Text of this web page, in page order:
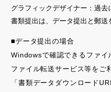
グラフィックデザイナー：過
書類提出は、データ提出と郵送
■データ提出の場合
Windowsで確認できるファイ
ファイル転送サービス等をご
「書類データダウンロード